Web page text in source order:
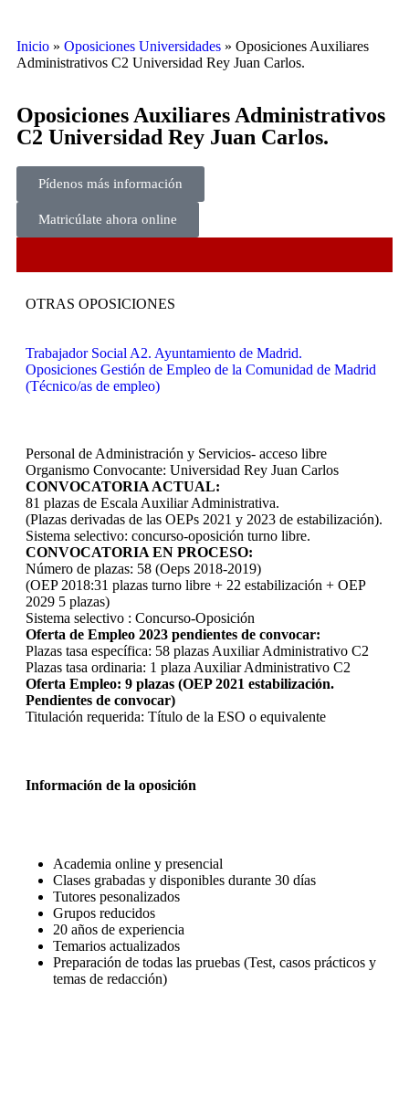
Inicio » Oposiciones Universidades » Oposiciones Auxiliares
Administrativos C2 Universidad Rey Juan Carlos.
Oposiciones Auxiliares Administrativos
C2 Universidad Rey Juan Carlos.
Pídenos más información
Matricúlate ahora online
OTRAS OPOSICIONES
Trabajador Social A2. Ayuntamiento de Madrid.
Oposiciones Gestión de Empleo de la Comunidad de Madrid
(Técnico/as de empleo)
Personal de Administración y Servicios- acceso libre
Organismo Convocante: Universidad Rey Juan Carlos
CONVOCATORIA ACTUAL:
81 plazas de Escala Auxiliar Administrativa.
(Plazas derivadas de las OEPs 2021 y 2023 de estabilización).
Sistema selectivo: concurso-oposición turno libre.
CONVOCATORIA EN PROCESO:
Número de plazas: 58 (Oeps 2018-2019)
(OEP 2018:31 plazas turno libre + 22 estabilización + OEP
2029 5 plazas)
Sistema selectivo : Concurso-Oposición
Oferta de Empleo 2023 pendientes de convocar:
Plazas tasa específica: 58 plazas Auxiliar Administrativo C2
Plazas tasa ordinaria: 1 plaza Auxiliar Administrativo C2
Oferta Empleo: 9 plazas (OEP 2021 estabilización.
Pendientes de convocar)
Titulación requerida: Título de la ESO o equivalente
Información de la oposición
Academia online y presencial
Clases grabadas y disponibles durante 30 días
Tutores pesonalizados
Grupos reducidos
20 años de experiencia
Temarios actualizados
Preparación de todas las pruebas (Test, casos prácticos y
temas de redacción)